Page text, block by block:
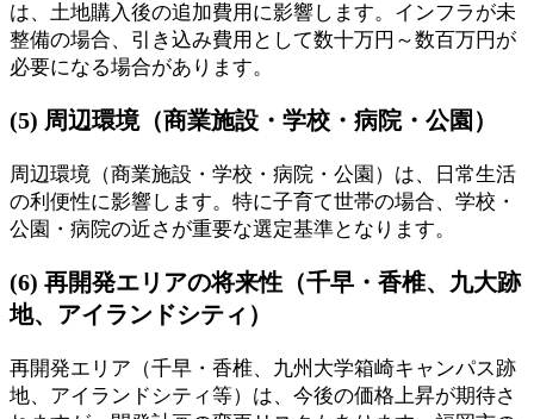
は、土地購入後の追加費用に影響します。インフラが未
整備の場合、引き込み費用として数十万円～数百万円が
必要になる場合があります。
(5) 周辺環境（商業施設・学校・病院・公園）
周辺環境（商業施設・学校・病院・公園）は、日常生活
の利便性に影響します。特に子育て世帯の場合、学校・
公園・病院の近さが重要な選定基準となります。
(6) 再開発エリアの将来性（千早・香椎、九大跡
地、アイランドシティ）
再開発エリア（千早・香椎、九州大学箱崎キャンパス跡
地、アイランドシティ等）は、今後の価格上昇が期待さ